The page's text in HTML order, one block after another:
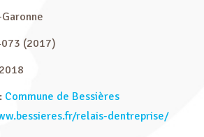
(2017)
Commune de Bessières
relais-dentreprise/